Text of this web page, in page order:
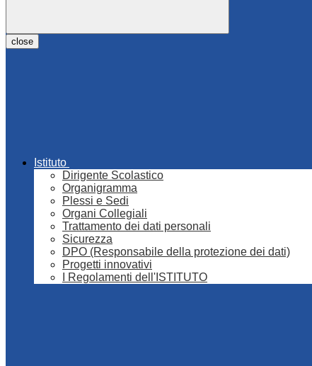
close
Istituto
Dirigente Scolastico
Organigramma
Plessi e Sedi
Organi Collegiali
Trattamento dei dati personali
Sicurezza
DPO (Responsabile della protezione dei dati)
Progetti innovativi
I Regolamenti dell'ISTITUTO